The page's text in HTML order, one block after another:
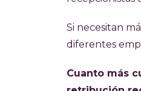
Si necesitan
diferentes
Cuanto más